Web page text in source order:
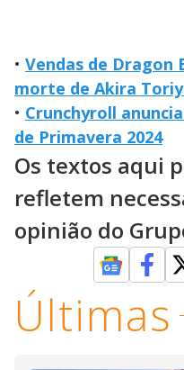
• Vendas de Dragon
morte de Akira
• Crunchyroll
de Primavera 2024
Os textos aqui
refletem
opinião do
Últimas